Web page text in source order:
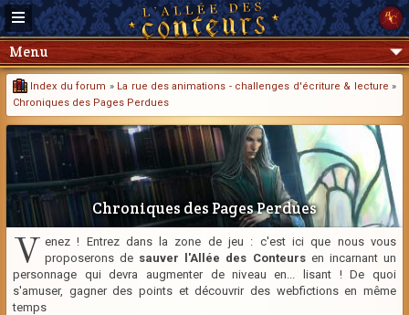
Menu
Index du forum » La rue des animations - challenges d'écriture & lecture »
Chroniques des Pages Perdues
Chroniques des Pages Perdues
V enez ! Entrez dans la zone de jeu : c'est ici que nous vous
proposerons de sauver l'Allée des Conteursen incarnant un
personnage qui devra augmenter de niveau en... lisant ! De quoi
s'amuser, gagner des points et découvrir des webfictions en même
temps